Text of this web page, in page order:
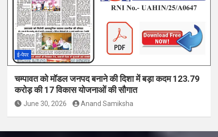
ई-पेपर
चम्पावत को मॉडल जनपद बनाने की दिशा में बड़ा कदम 123.79
करोड़ की 17 विकास योजनाओं की सौगात
June 30, 2026 Anand Samiksha